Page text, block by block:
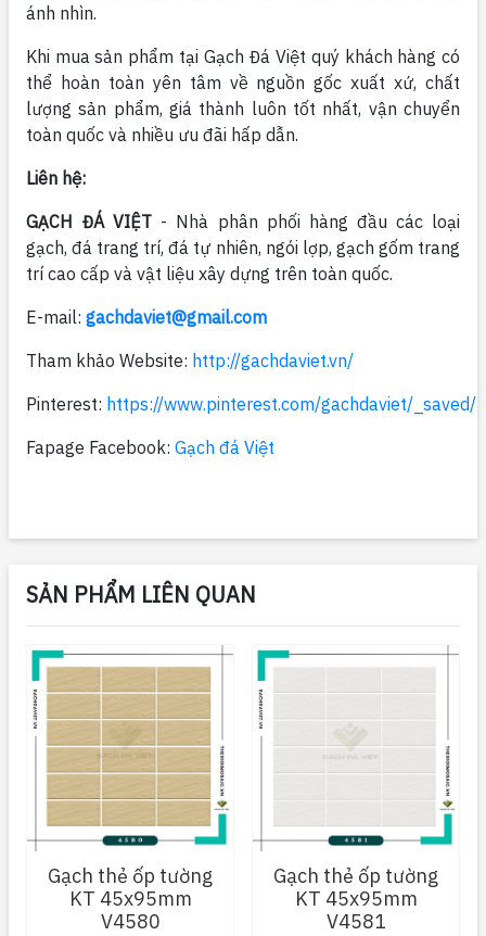
ánh nhìn.
Khi mua sản phẩm tại Gạch Đá Việt quý khách hàng có
thể hoàn toàn yên tâm về nguồn gốc xuất xứ, chất
lượng sản phẩm, giá thành luôn tốt nhất, vận chuyển
toàn quốc và nhiều ưu đãi hấp dẫn.
Liên hệ:
GẠCH ĐÁ VIỆT - Nhà phân phối hàng đầu các loại
gạch, đá trang trí, đá tự nhiên, ngói lợp, gạch gốm trang
trí cao cấp và vật liệu xây dựng trên toàn quốc.
E-mail: gachdaviet@gmail.com
Tham khảo Website: http://gachdaviet.vn/
Pinterest: https://www.pinterest.com/gachdaviet/_saved/
Fapage Facebook: Gạch đá Việt
SẢN PHẨM LIÊN QUAN
Gạch thẻ ốp tường
KT 45x95mm
V4580
Gạch thẻ ốp tường
KT 45x95mm
V4581